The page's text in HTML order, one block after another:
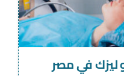
ليزك في مصر